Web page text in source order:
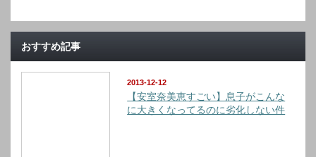
おすすめ記事
2013-12-12
【安室奈美恵すごい】息子がこんな
に大きくなってるのに劣化しない件